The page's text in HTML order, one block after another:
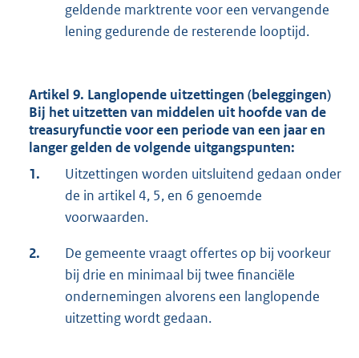
geldende marktrente voor een vervangende
lening gedurende de resterende looptijd.
Artikel 9. Langlopende uitzettingen (beleggingen)
Bij het uitzetten van middelen uit hoofde van de
treasuryfunctie voor een periode van een jaar en
langer gelden de volgende uitgangspunten:
1.
Uitzettingen worden uitsluitend gedaan onder
de in artikel 4, 5, en 6 genoemde
voorwaarden.
2.
De gemeente vraagt offertes op bij voorkeur
bij drie en minimaal bij twee financiële
ondernemingen alvorens een langlopende
uitzetting wordt gedaan.